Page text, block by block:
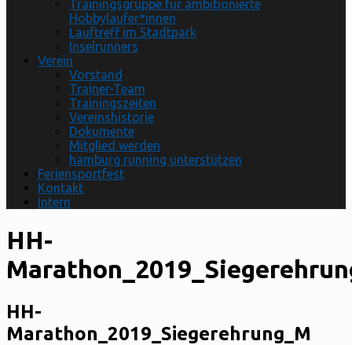
Trainingsgruppe für ambitionierte
Hobbyläufer*innen
Lauftreff im Stadtpark
Inselrunners
Verein
Vorstand
Trainer-Team
Trainingszeiten
Vereinshistorie
Dokumente
Mitglied werden
hamburg running unterstützen
Feriensportfest
Kontakt
Intern
HH-
HH-
Marathon_2019_Siegerehrung_M